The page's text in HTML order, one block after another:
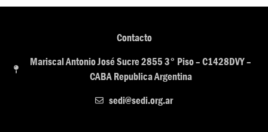
Contacto
Mariscal Antonio José Sucre 2855 3° Piso – C1428DVY –
CABA Republica Argentina
sedi@sedi.org.ar